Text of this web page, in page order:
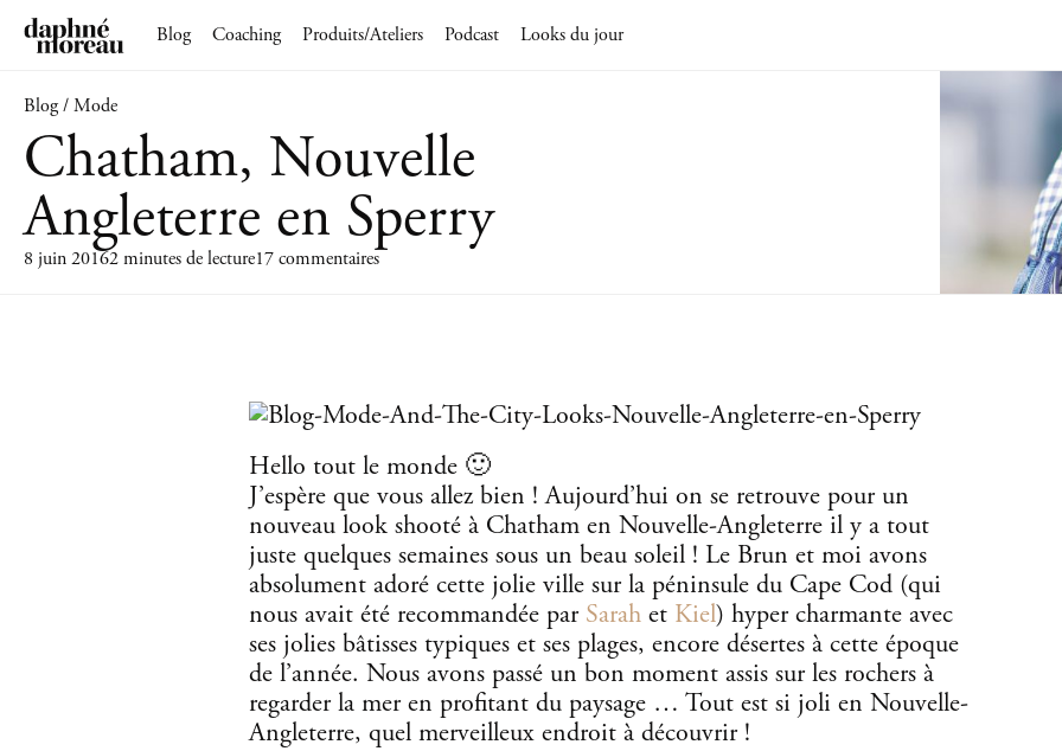
Blog Coaching Produits/Ateliers Podcast Looks du jour
Blog / Mode
Chatham, Nouvelle
Angleterre en Sperry
8 juin 20162 minutes de lecture17 commentaires
Hello tout le monde 🙂
J’espère que vous allez bien ! Aujourd’hui on se retrouve pour un
nouveau look shooté à Chatham en Nouvelle-Angleterre il y a tout
juste quelques semaines sous un beau soleil ! Le Brun et moi avons
absolument adoré cette jolie ville sur la péninsule du Cape Cod (qui
nous avait été recommandée par Sarahet Kiel) hyper charmante avec
ses jolies bâtisses typiques et ses plages, encore désertes à cette époque
de l’année. Nous avons passé un bon moment assis sur les rochers à
regarder la mer en profitant du paysage … Tout est si joli en Nouvelle-
Angleterre, quel merveilleux endroit à découvrir !